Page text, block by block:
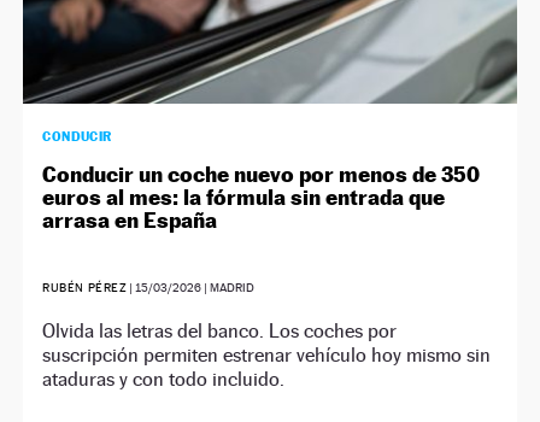
CONDUCIR
Conducir un coche nuevo por menos de 350
euros al mes: la fórmula sin entrada que
arrasa en España
RUBÉN PÉREZ | 15/03/2026 | MADRID
Olvida las letras del banco. Los coches por
suscripción permiten estrenar vehículo hoy mismo sin
ataduras y con todo incluido.